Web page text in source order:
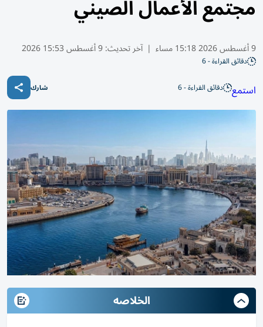
مجتمع الأعمال الصيني
9 أغسطس 2026 15:18 مساء | آخر تحديث:9 أغسطس 15:53 2026
دقائق القراءة - 6
استمع دقائق القراءة - 6 شارك
الخلاصه